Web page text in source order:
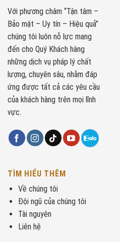
Với phương châm “Tận tâm –
Bảo mật – Uy tín – Hiệu quả”
chúng tôi luôn nỗ lực mang
đến cho Quý Khách hàng
những dịch vụ pháp lý chất
lượng, chuyên sâu, nhằm đáp
ứng được tất cả các yêu cầu
của khách hàng trên mọi lĩnh
vực.
TÌM HIỂU THÊM
Về chúng tôi
Đội ngũ của chúng tôi
Tài nguyên
Liên hệ